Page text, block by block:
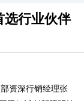
选行业伙伴
资深行销经理张